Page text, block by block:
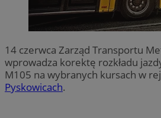
14 czerwca Zarząd Transportu
wprowadza korektę rozkładu
M105 na wybranych kursach w
Pyskowicach.